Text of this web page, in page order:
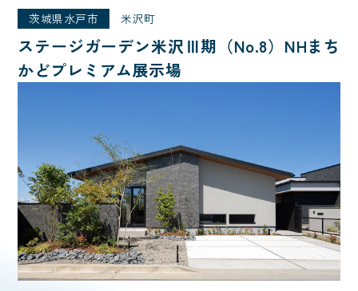
茨城県水戸市 米沢町
ステージガーデン米沢Ⅲ期（No.8）NHまち
かどプレミアム展示場